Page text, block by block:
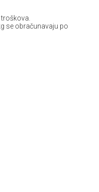
se obračunavaju po